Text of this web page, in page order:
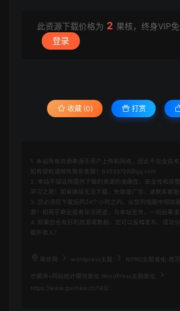
此资源下载价格为 2 果核，终身VIP
登录
收藏 (0) 打赏
1. 本站所有资源来源于用户上传和网络，因此不包含技术
如有侵权请邮件联系客服！64533729@qq.com
2. 本站不保证所提供下载的资源的准确性、安全性和完
学习之用！如有链接无法下载、失效或广告，请联系客服
3. 您必须在下载后的24个小时之内，从您的电脑中彻底
源！如用于商业或者非法用途，与本站无关，一切后果请
4. 如果您也有好的资源或教程，您可以投稿发布，成功
额外收入！
果核网 wordpress主题 RIPRO主题美化-首
示模块+网站统计模块美化 WordPress主题美化
https://www.guohew.cn/143/